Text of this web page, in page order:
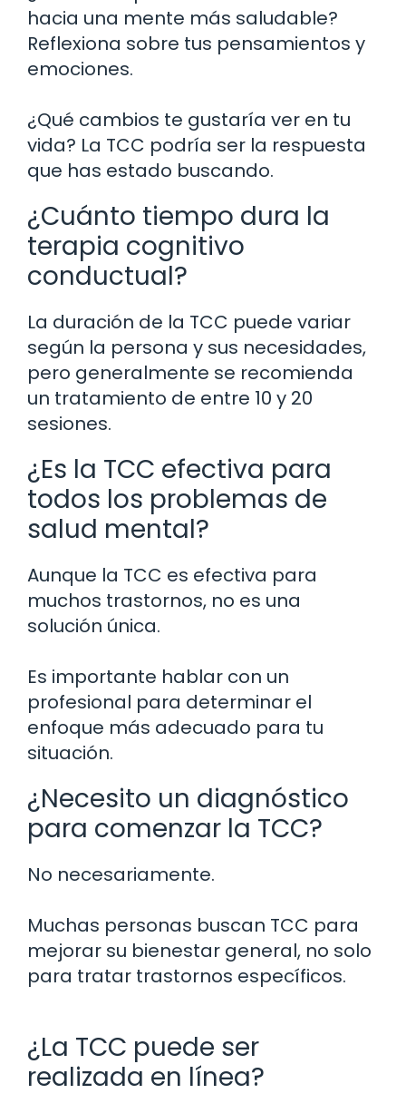
hacia una mente más saludable?
Reflexiona sobre tus pensamientos y
emociones.
¿Qué cambios te gustaría ver en tu
vida? La TCC podría ser la respuesta
que has estado buscando.
¿Cuánto tiempo dura la
terapia cognitivo
conductual?
La duración de la TCC puede variar
según la persona y sus necesidades,
pero generalmente se recomienda
un tratamiento de entre 10 y 20
sesiones.
¿Es la TCC efectiva para
todos los problemas de
salud mental?
Aunque la TCC es efectiva para
muchos trastornos, no es una
solución única.
Es importante hablar con un
profesional para determinar el
enfoque más adecuado para tu
situación.
¿Necesito un diagnóstico
para comenzar la TCC?
No necesariamente.
Muchas personas buscan TCC para
mejorar su bienestar general, no solo
para tratar trastornos específicos.
¿La TCC puede ser
realizada en línea?